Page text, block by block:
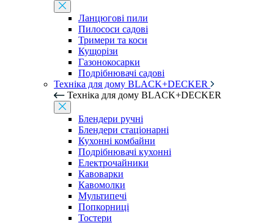
Ланцюгові пили
Пилососи садові
Тримери та коси
Кущорізи
Газонокосарки
Подрібнювачі садові
Техніка для дому BLACK+DECKER
Техніка для дому BLACK+DECKER
Блендери ручні
Блендери стаціонарні
Кухонні комбайни
Подрібнювачі кухонні
Електрочайники
Кавоварки
Кавомолки
Мультипечі
Попкорниці
Тостери